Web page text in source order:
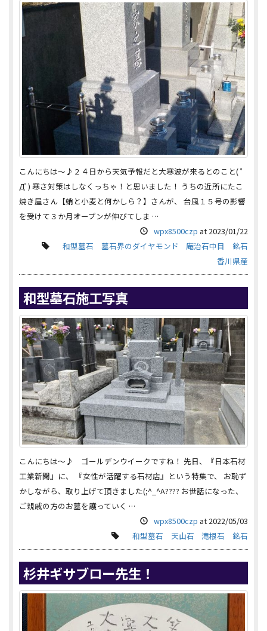
こんにちは～♪２４日から天気予報だと大寒波が来るとのこと( ﾟ
Дﾟ) 寒さ対策はしなくっちゃ！と思いました！ うちの近所にたこ
焼き屋さん【蛸と小麦と何かしら？】さんが、 台風１５号の影響
を受けて３か月オープンが伸びてしま …
wpx8500czp at 2023/01/22
和型墓石
墓石界のダイヤモンド 庵治石中目
銘石
香川県産
和型墓石施工写真
こんにちは～♪ ゴールデンウイークですね！ 先日、『日本石材
工業新聞』に、 『女性が活躍する石材店』という特集で、 お恥ず
かしながら、取り上げて頂きました(;^_^A???? お世話になった、
ご親戚の方のお墓を護っていく …
wpx8500czp at2022/05/03
和型墓石
天山石 滝根石 銘石
杉井ギサブロー先生！